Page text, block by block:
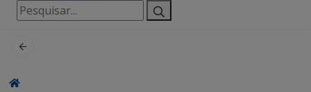
Pesquisar
por: